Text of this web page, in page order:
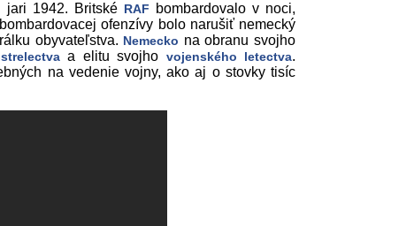
jari 1942. Britské RAF bombardovalo v noci,
ofenzívy bolo narušiť nemecký
obyvateľstva. Nemecko na obranu svojho
a elitu svojho vojenského letectva.
na vedenie vojny, ako aj o stovky tisíc